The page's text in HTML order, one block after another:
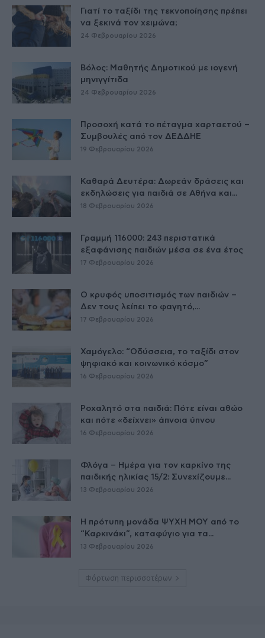
Γιατί το ταξίδι της τεκνοποίησης πρέπει
να ξεκινά τον χειμώνα;
24 Φεβρουαρίου 2026
Βόλος: Μαθητής Δημοτικού με ιογενή
μηνιγγίτιδα
24 Φεβρουαρίου 2026
Προσοχή κατά το πέταγμα χαρταετού –
Συμβουλές από τον ΔΕΔΔΗΕ
19 Φεβρουαρίου 2026
Καθαρά Δευτέρα: Δωρεάν δράσεις και
εκδηλώσεις για παιδιά σε Αθήνα και...
18 Φεβρουαρίου 2026
Γραμμή 116000: 243 περιστατικά
εξαφάνισης παιδιών μέσα σε ένα έτος
17 Φεβρουαρίου 2026
Ο κρυφός υποσιτισμός των παιδιών –
Δεν τους λείπει το φαγητό,...
17 Φεβρουαρίου 2026
Χαμόγελο: “Οδύσσεια, το ταξίδι στον
ψηφιακό και κοινωνικό κόσμο”
16 Φεβρουαρίου 2026
Ροχαλητό στα παιδιά: Πότε είναι αθώο
και πότε «δείχνει» άπνοια ύπνου
16 Φεβρουαρίου 2026
Φλόγα – Ημέρα για τον καρκίνο της
παιδικής ηλικίας 15/2: Συνεχίζουμε...
13 Φεβρουαρίου 2026
Η πρότυπη μονάδα ΨΥΧΗ ΜΟΥ από το
“Καρκινάκι”, καταφύγιο για τα...
13 Φεβρουαρίου 2026
Φόρτωση περισσοτέρων